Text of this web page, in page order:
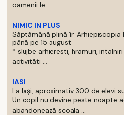
oamenii le- ...
NIMIC IN PLUS
Săptămână plină în Arhiepiscopia
până pe 15 august
* slujbe arhieresti, hramuri,
activităti ...
IASI
La Iași, aproximativ 300 de elevi
Un copil nu devine peste noapte
abandonează scoala ...